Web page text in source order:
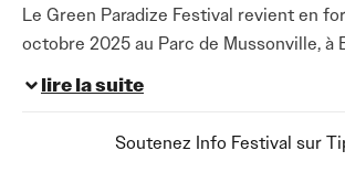
Le Green Paradize Festival revient en
octobre 2025 au Parc de Mussonville, à
week-end qui s’annonce aussi
Installé dans un écrin de verdure aux
Bordeaux, ce rendez-vous automnal
identité forte : une programmation
lire la suite
Soutenez Info Festival sur